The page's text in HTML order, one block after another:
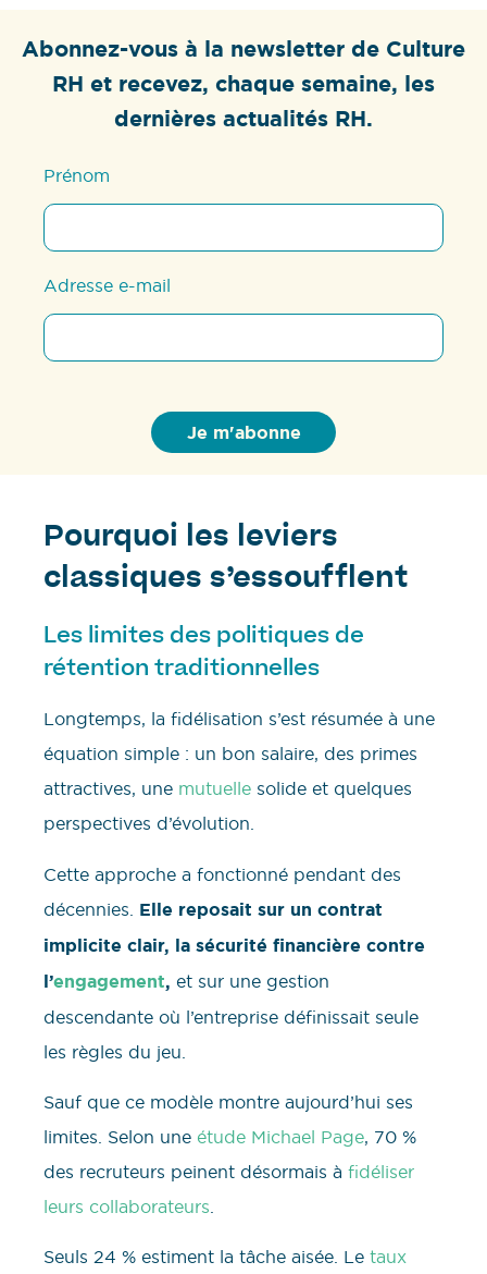
Abonnez-vous à la newsletter de Culture
RH et recevez, chaque semaine, les
dernières actualités RH.
Prénom
Adresse e-mail
Pourquoi les leviers
classiques s’essoufflent
Les limites des politiques de
rétention traditionnelles
Longtemps, la fidélisation s’est résumée à une
équation simple : un bon salaire, des primes
attractives, une mutuelle solide et quelques
perspectives d’évolution.
Cette approche a fonctionné pendant des
décennies. Elle reposait sur un contrat
implicite clair, la sécurité financière contre
l’engagement, et sur une gestion
descendante où l’entreprise définissait seule
les règles du jeu.
Sauf que ce modèle montre aujourd’hui ses
limites. Selon une étude Michael Page, 70 %
des recruteurs peinent désormais à fidéliser
leurs collaborateurs.
Seuls 24 % estiment la tâche aisée. Le taux